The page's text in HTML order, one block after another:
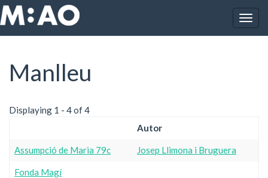
Vés al contingut
Inici Manlleu
Manlleu
Displaying 1 - 4 of 4
Autor
Assumpció de Maria 79c Josep Llimona i Bruguera
Fonda Magí